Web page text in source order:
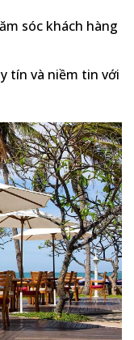
sóc khách hàng
tín và niềm tin với